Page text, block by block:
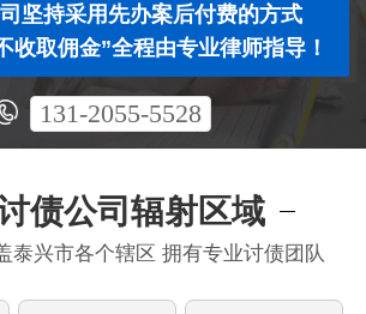
坚持采用先办案后付费的方式
收取佣金”全程由专业律师指导！
131-2055-5528
债公司辐射区域
泰兴市各个辖区 拥有专业讨债团队